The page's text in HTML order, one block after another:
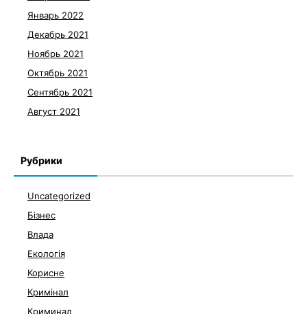
Январь 2022
Декабрь 2021
Ноябрь 2021
Октябрь 2021
Сентябрь 2021
Август 2021
Рубрики
Uncategorized
Бізнес
Влада
Екологія
Корисне
Кримінал
Криминал